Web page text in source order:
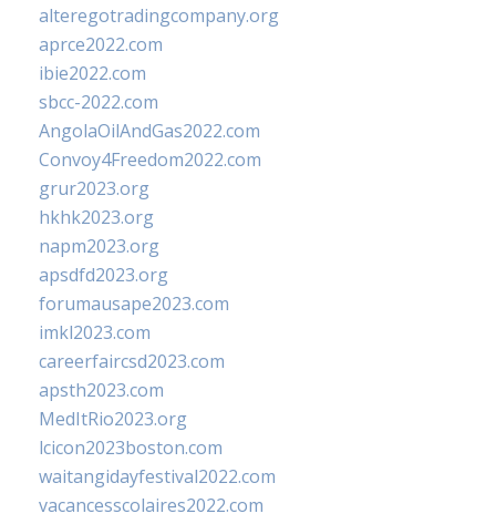
alteregotradingcompany.org
aprce2022.com
ibie2022.com
sbcc-2022.com
AngolaOilAndGas2022.com
Convoy4Freedom2022.com
grur2023.org
hkhk2023.org
napm2023.org
apsdfd2023.org
forumausape2023.com
imkl2023.com
careerfaircsd2023.com
apsth2023.com
MedItRio2023.org
lcicon2023boston.com
waitangidayfestival2022.com
vacancesscolaires2022.com